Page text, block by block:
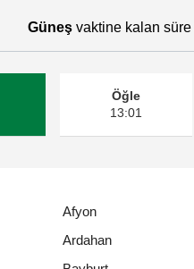
Güneş vaktine kalan süre
Öğle
13:01
Afyon
Ardahan